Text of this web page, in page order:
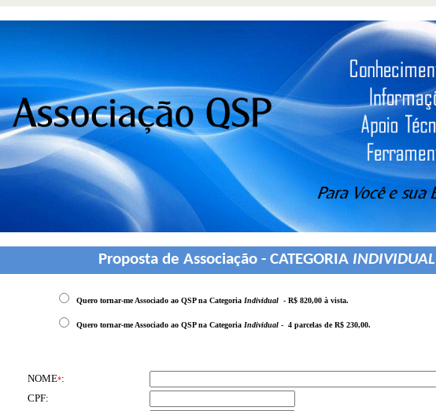
Proposta de Associação - CATEGORIA INDIVIDUAL
Quero tornar-me Associado ao QSP na Categoria Individual - R$ 820,00 à vista.
Quero tornar-me Associado ao QSP na Categoria Individual - 4 parcelas de R$ 230,00.
NOME*:
CPF: